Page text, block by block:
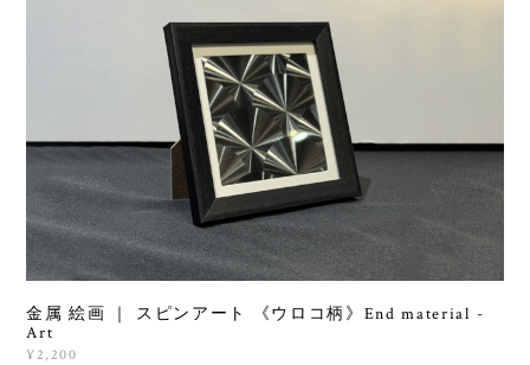
金属 絵画 ｜ スピンアート 《ウロコ柄》End material -
Art
¥2,200